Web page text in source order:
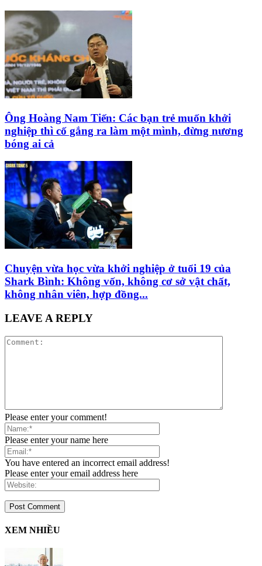
Ông Hoàng Nam Tiến: Các bạn trẻ muốn khởi
nghiệp thì cố gắng ra làm một mình, đừng nương
bóng ai cả
Chuyện vừa học vừa khởi nghiệp ở tuổi 19 của
Shark Bình: Không vốn, không cơ sở vật chất,
không nhân viên, hợp đồng...
LEAVE A REPLY
Please enter your comment!
Please enter your name here
You have entered an incorrect email address!
Please enter your email address here
XEM NHIỀU